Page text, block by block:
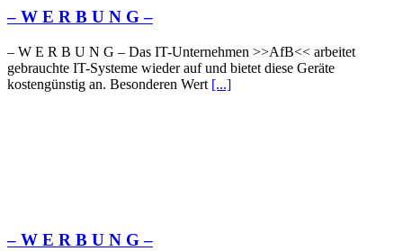
– W Ε R Β U Ν G –
– W Ε R Β U Ν G – Das IT-Unternehmen >>AfB<< arbeitet
gebrauchte IT-Systeme wieder auf und bietet diese Geräte
kostengünstig an. Besonderen Wert [...]
– W Ε R Β U Ν G –